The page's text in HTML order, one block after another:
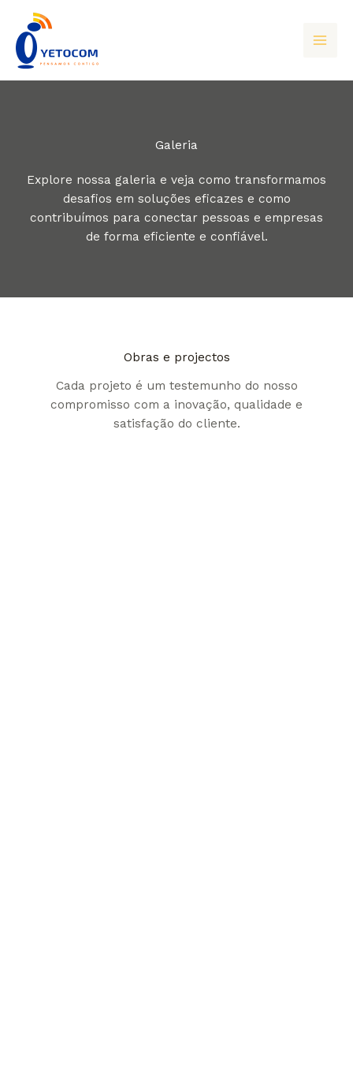
content
Galeria
Explore nossa galeria e veja como transformamos
desafios em soluções eficazes e como
contribuímos para conectar pessoas e empresas
de forma eficiente e confiável.
Obras e projectos
Cada projeto é um testemunho do nosso
compromisso com a inovação, qualidade e
satisfação do cliente.